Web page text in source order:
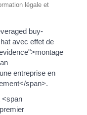
légale et
buy-
avec effet de
entreprise en
span>.
<span